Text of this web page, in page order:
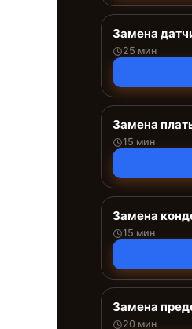
Замена
25 мин
Замена
15 мин
Замена
15 мин
Замена
20 мин